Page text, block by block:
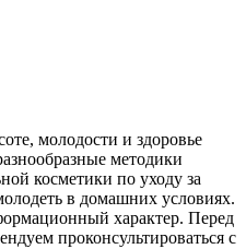
молодости и здоровье
методики
косметики по уходу за
в домашних условиях.
характер. Перед
проконсультироваться с